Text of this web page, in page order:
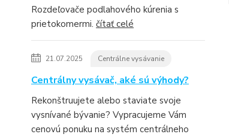
Rozdeľovače podlahového kúrenia s
prietokomermi. čítať celé
21.07.2025 Centrálne vysávanie
Centrálny vysávač, aké sú výhody?
Rekonštruujete alebo staviate svoje
vysnívané bývanie? Vypracujeme Vám
cenovú ponuku na systém centrálneho